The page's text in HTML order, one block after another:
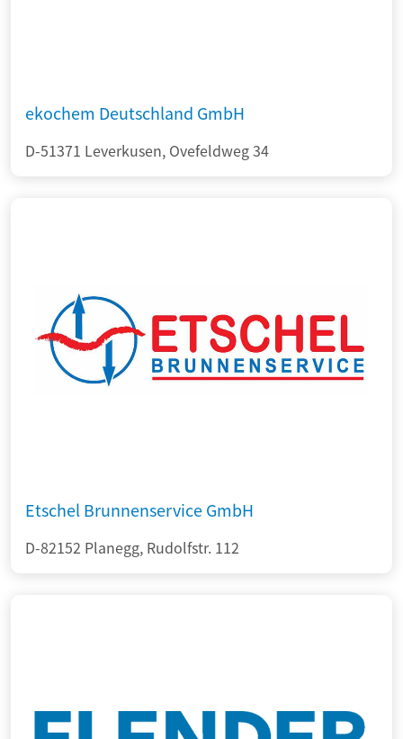
ekochem Deutschland GmbH
D-51371 Leverkusen, Ovefeldweg 34
Etschel Brunnenservice GmbH
D-82152 Planegg, Rudolfstr. 112